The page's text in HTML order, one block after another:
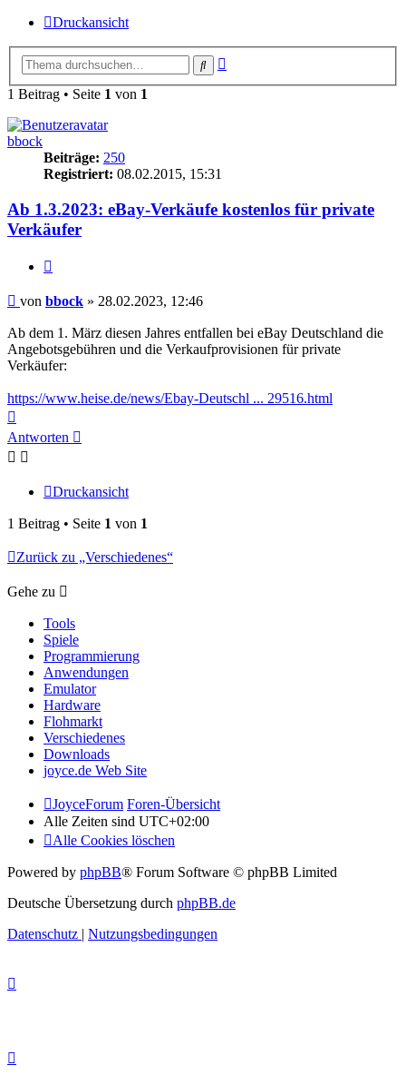
Druckansicht
Suche
1 Beitrag • Seite 1 von 1
bbock
Beiträge: 250
Registriert: 08.02.2015, 15:31
Ab 1.3.2023: eBay-Verkäufe kostenlos für private
Verkäufer
Beitrag
von bbock » 28.02.2023, 12:46
Ab dem 1. März diesen Jahres entfallen bei eBay Deutschland die
Angebotsgebühren und die Verkaufprovisionen für private
Verkäufer:
https://www.heise.de/news/Ebay-Deutschl ... 29516.html
oben
Antworten
Druckansicht
1 Beitrag • Seite 1 von 1
Zurück zu „Verschiedenes“
Gehe zu
Tools
Spiele
Programmierung
Anwendungen
Emulator
Hardware
Flohmarkt
Verschiedenes
Downloads
joyce.de Web Site
JoyceForum Foren-Übersicht
Alle Zeiten sind UTC+02:00
Alle Cookies löschen
Powered by phpBB® Forum Software © phpBB Limited
Deutsche Übersetzung durch phpBB.de
Datenschutz | Nutzungsbedingungen